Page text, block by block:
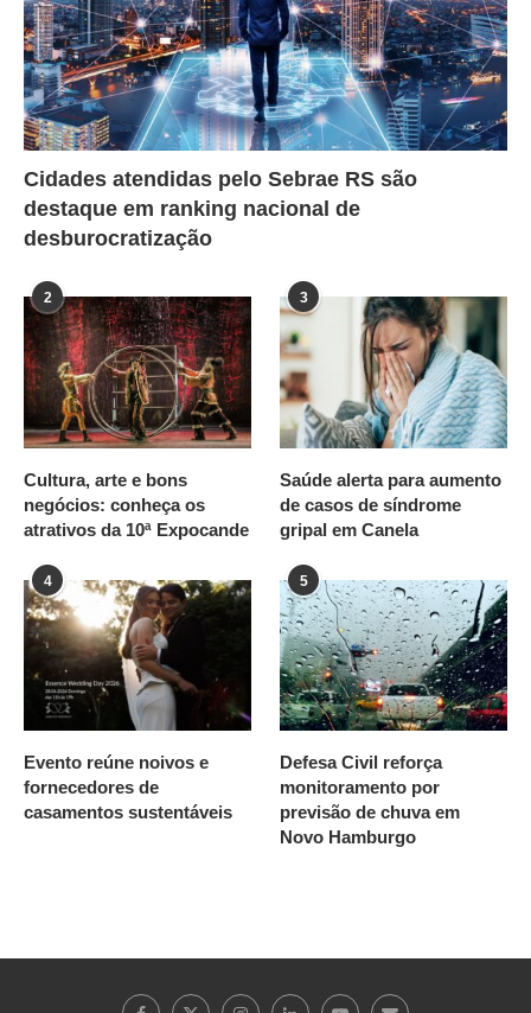
Cidades atendidas pelo Sebrae RS são
destaque em ranking nacional de
desburocratização
2
Cultura, arte e bons
negócios: conheça os
atrativos da 10ª Expocande
3
Saúde alerta para aumento
de casos de síndrome
gripal em Canela
4
Evento reúne noivos e
fornecedores de
casamentos sustentáveis
5
Defesa Civil reforça
monitoramento por
previsão de chuva em
Novo Hamburgo